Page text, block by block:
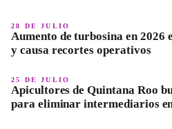
28 DE JULIO
Aumento de turbosina en 2026
y causa recortes operativos
25 DE JULIO
Apicultores de Quintana Roo
para eliminar intermediarios